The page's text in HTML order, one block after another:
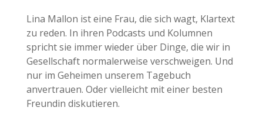
Lina Mallon ist eine Frau, die sich wagt, Klartext
zu reden. In ihren Podcasts und Kolumnen
spricht sie immer wieder über Dinge, die wir in
Gesellschaft normalerweise verschweigen. Und
nur im Geheimen unserem Tagebuch
anvertrauen. Oder vielleicht mit einer besten
Freundin diskutieren.